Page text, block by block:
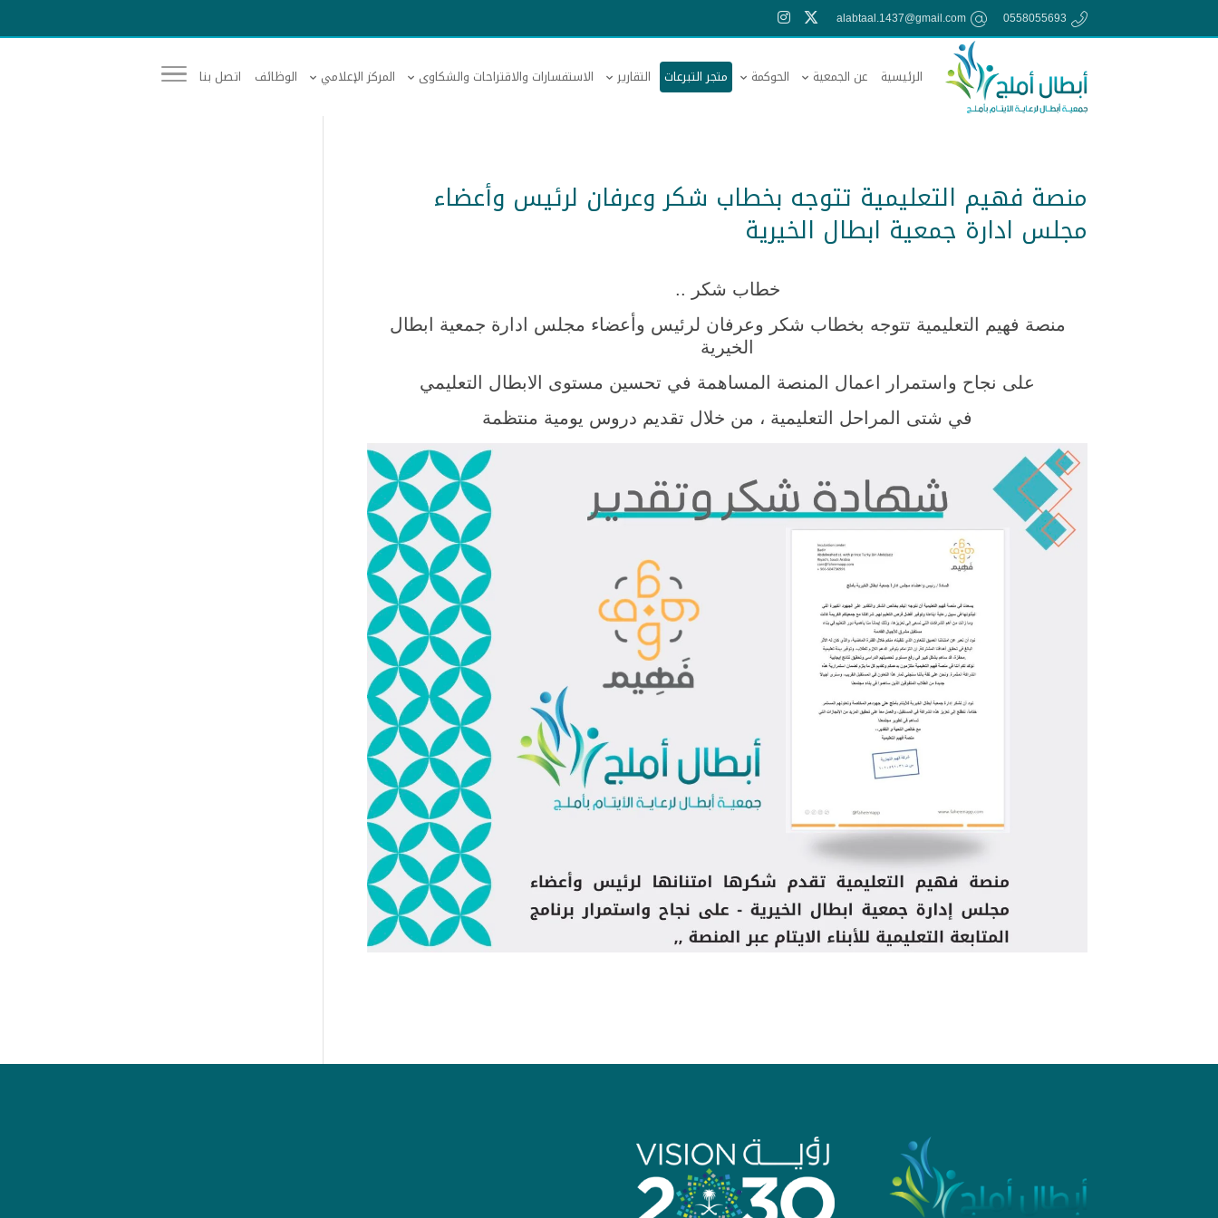
0558055693
alabtaal.1437@gmail.com
الرئيسية عن الجمعية الحوكمة متجر التبرعات التقارير الاستفسارات والاقتراحات والشكاوى المركز الإعلامي الوظائف اتصل بنا
منصة فهيم التعليمية تتوجه بخطاب شكر وعرفان لرئيس وأعضاء
مجلس ادارة جمعية ابطال الخيرية
خطاب شكر ..
منصة فهيم التعليمية تتوجه بخطاب شكر وعرفان لرئيس وأعضاء مجلس ادارة جمعية ابطال
الخيرية
على نجاح واستمرار اعمال المنصة المساهمة في تحسين مستوى الابطال التعليمي
في شتى المراحل التعليمية ، من خلال تقديم دروس يومية منتظمة